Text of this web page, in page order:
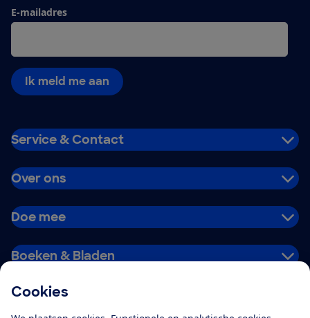
Cookies
E-mailadres
Ik meld me aan
Service & Contact
Over ons
Doe mee
Boeken & Bladen